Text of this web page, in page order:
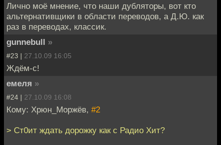
Лично моё мнение, что наши дубляторы, вот кто
альтернативщики в области переводов, а Д.Ю. как
раз в переводах, классик.
gunnebull »
#23 | 27.10.09 16:05
Ждём-с!
емеля »
#24 | 27.10.09 16:08
Кому: Хрюн_Моржёв, #2
> Ст0ит ждать дорожку как с Радио Хит?